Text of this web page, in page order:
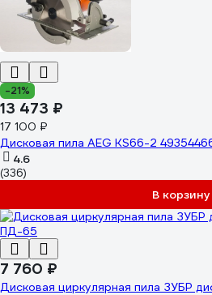
-21%
13 473 ₽
17 100 ₽
Дисковая пила AEG KS66-2
4.6
(336)
В корзину
7 760 ₽
Дисковая циркулярная пила ЗУБР